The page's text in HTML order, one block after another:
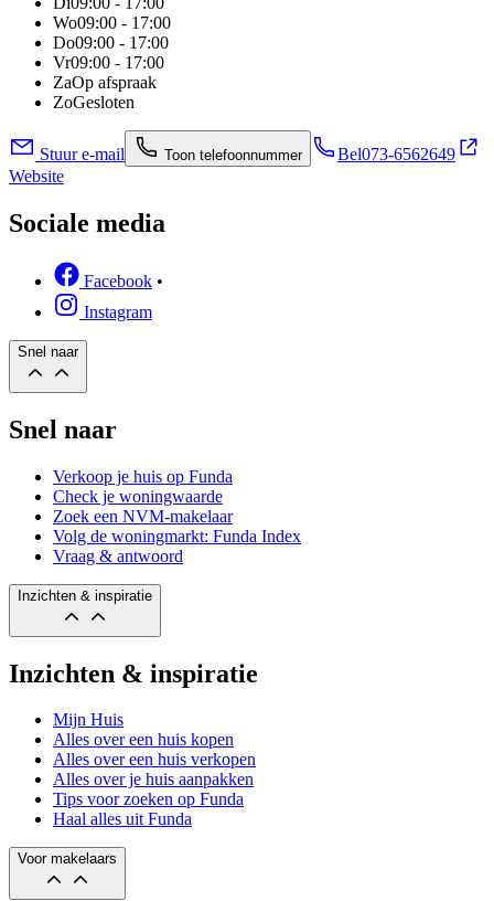
Wo09:00 - 17:00
Do09:00 - 17:00
Vr09:00 - 17:00
ZaOp afspraak
ZoGesloten
Stuur e-mail Toon telefoonnummer Bel073-6562649
Website
Sociale media
Facebook •
Instagram
Snel naar
Snel naar
Verkoop je huis op Funda
Check je woningwaarde
Zoek een NVM-makelaar
Volg de woningmarkt: Funda Index
Vraag & antwoord
Inzichten & inspiratie
Inzichten & inspiratie
Mijn Huis
Alles over een huis kopen
Alles over een huis verkopen
Alles over je huis aanpakken
Tips voor zoeken op Funda
Haal alles uit Funda
Voor makelaars